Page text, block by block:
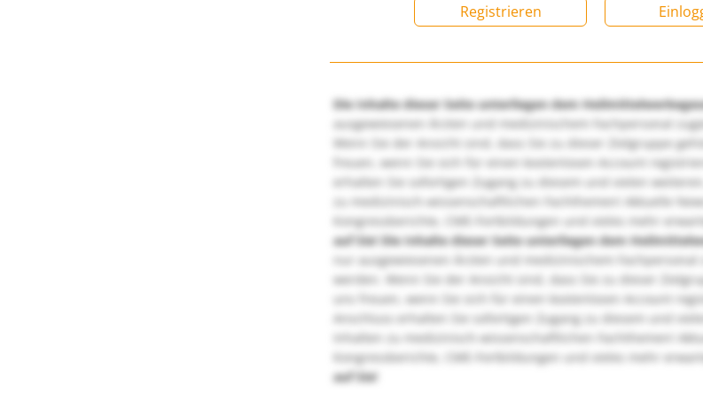
Registrieren
Die Inhalte dieser Seite unterliegen dem
ausgewiesenen Ärzten und medizinischem Fachpersonal
Wenn Sie der Ansicht sind, dass Sie zu dieser Zielgruppe
freuen, wenn Sie sich für einen kostenlosen Account
erhalten Sie sofortigen Zugang zu diesem und vielen
zu medizinisch-wissenschaftlichen Fachthemen! Aktuelle
Kongressberichte, CME-Fortbildungen und vieles mehr
auf Sie! Die Inhalte dieser Seite unterliegen dem
nur ausgewiesenen Ärzten und medizinischem Fachpersonal
werden. Wenn Sie der Ansicht sind, dass Sie zu dieser
uns freuen, wenn Sie sich für einen kostenlosen Account
Anschluss erhalten Sie sofortigen Zugang zu diesem und
Inhalten zu medizinisch-wissenschaftlichen Fachthemen!
Kongressberichte, CME-Fortbildungen und vieles mehr
auf Sie!